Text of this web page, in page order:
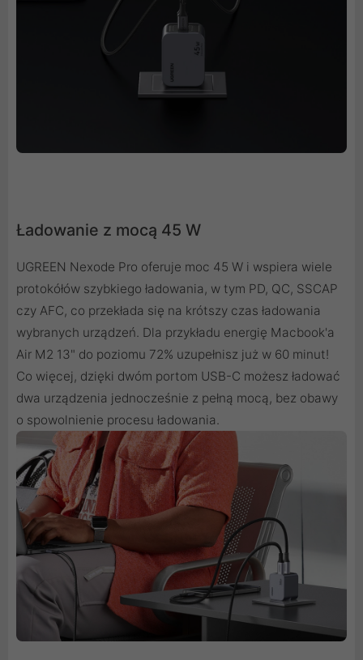
Ładowanie z mocą 45 W
UGREEN Nexode Pro oferuje moc 45 W i wspiera wiele
protokółów szybkiego ładowania, w tym PD, QC, SSCAP
czy AFC, co przekłada się na krótszy czas ładowania
wybranych urządzeń. Dla przykładu energię Macbook'a
Air M2 13" do poziomu 72% uzupełnisz już w 60 minut!
Co więcej, dzięki dwóm portom USB-C możesz ładować
dwa urządzenia jednocześnie z pełną mocą, bez obawy
o spowolnienie procesu ładowania.